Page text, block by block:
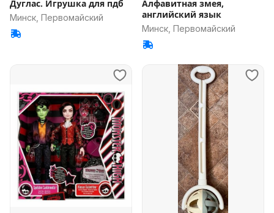
Дуглас. Игрушка для пдб
Минск, Первомайский
Алфавитная змея,
английский язык
Минск, Первомайский